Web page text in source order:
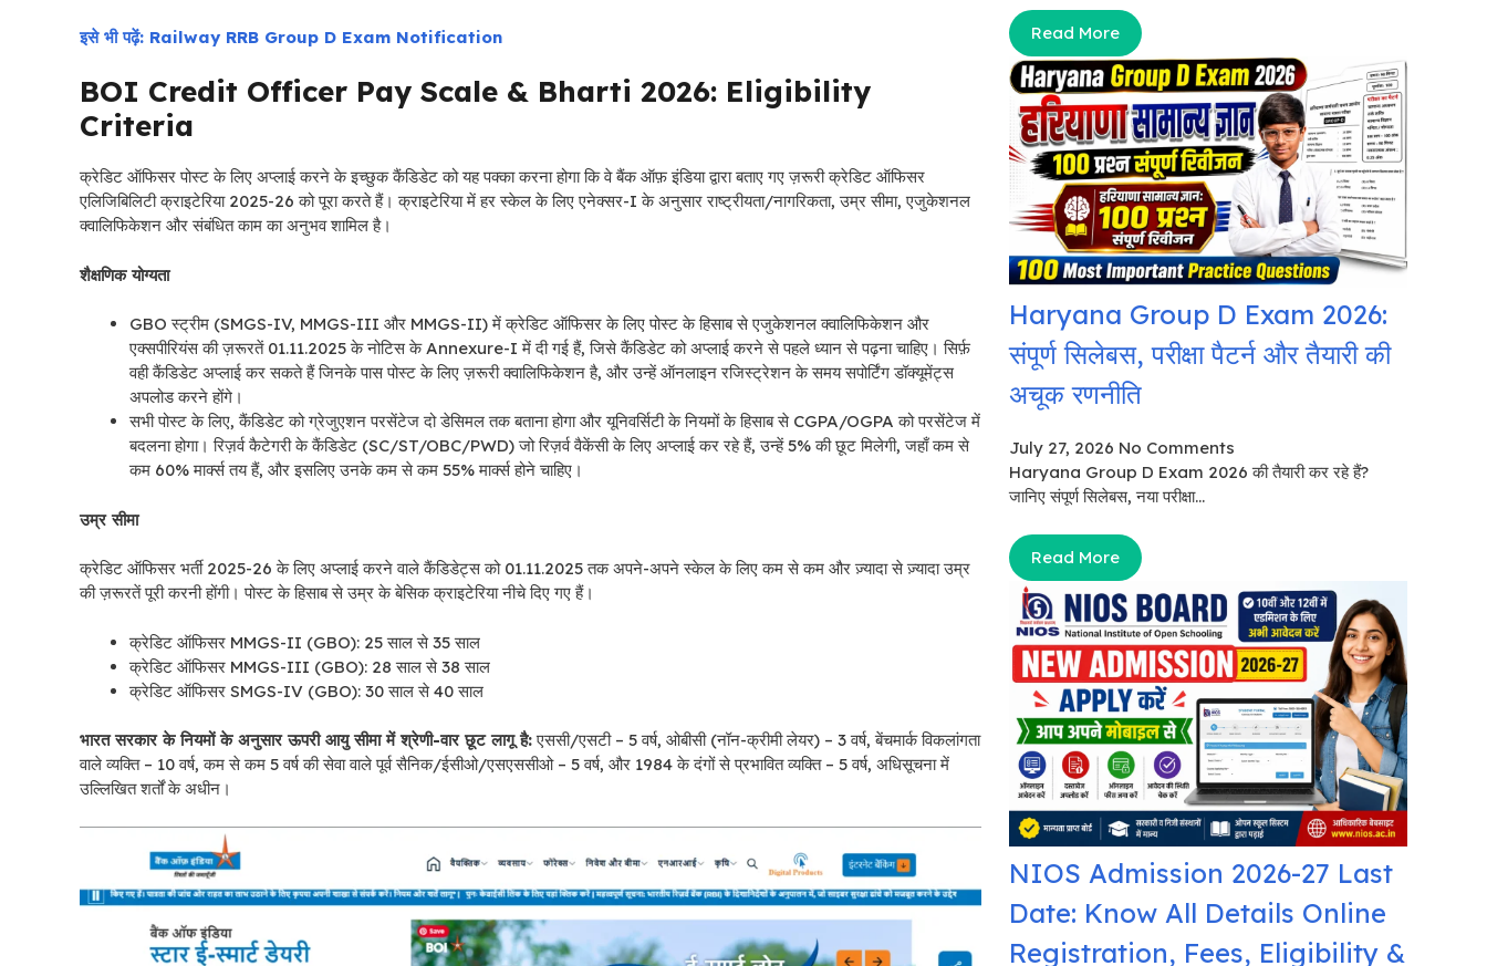
इसे भी पढ़ें: Railway RRB Group D Exam Notification
BOI Credit Officer Pay Scale & Bharti 2026: Eligibility
Criteria
क्रेडिट ऑफिसर पोस्ट के लिए अप्लाई करने के इच्छुक कैंडिडेट को यह पक्का करना होगा कि वे बैंक ऑफ़ इंडिया द्वारा बताए गए ज़रूरी क्रेडिट ऑफिसर
एलिजिबिलिटी क्राइटेरिया 2025-26 को पूरा करते हैं। क्राइटेरिया में हर स्केल के लिए एनेक्सर-I के अनुसार राष्ट्रीयता/नागरिकता, उम्र सीमा, एजुकेशनल
क्वालिफिकेशन और संबंधित काम का अनुभव शामिल है।
शैक्षणिक योग्यता
GBO स्ट्रीम (SMGS-IV, MMGS-III और MMGS-II) में क्रेडिट ऑफिसर के लिए पोस्ट के हिसाब से एजुकेशनल क्वालिफिकेशन और
एक्सपीरियंस की ज़रूरतें 01.11.2025 के नोटिस के Annexure-I में दी गई हैं, जिसे कैंडिडेट को अप्लाई करने से पहले ध्यान से पढ़ना चाहिए। सिर्फ़
वही कैंडिडेट अप्लाई कर सकते हैं जिनके पास पोस्ट के लिए ज़रूरी क्वालिफिकेशन है, और उन्हें ऑनलाइन रजिस्ट्रेशन के समय सपोर्टिंग डॉक्यूमेंट्स
अपलोड करने होंगे।
सभी पोस्ट के लिए, कैंडिडेट को ग्रेजुएशन परसेंटेज दो डेसिमल तक बताना होगा और यूनिवर्सिटी के नियमों के हिसाब से CGPA/OGPA को परसेंटेज में
बदलना होगा। रिज़र्व कैटेगरी के कैंडिडेट (SC/ST/OBC/PWD) जो रिज़र्व वैकेंसी के लिए अप्लाई कर रहे हैं, उन्हें 5% की छूट मिलेगी, जहाँ कम से
कम 60% मार्क्स तय हैं, और इसलिए उनके कम से कम 55% मार्क्स होने चाहिए।
उम्र सीमा
क्रेडिट ऑफिसर भर्ती 2025-26 के लिए अप्लाई करने वाले कैंडिडेट्स को 01.11.2025 तक अपने-अपने स्केल के लिए कम से कम और ज़्यादा से ज़्यादा उम्र
की ज़रूरतें पूरी करनी होंगी। पोस्ट के हिसाब से उम्र के बेसिक क्राइटेरिया नीचे दिए गए हैं।
क्रेडिट ऑफिसर MMGS-II (GBO): 25 साल से 35 साल
क्रेडिट ऑफिसर MMGS-III (GBO): 28 साल से 38 साल
क्रेडिट ऑफिसर SMGS-IV (GBO): 30 साल से 40 साल
भारत सरकार के नियमों के अनुसार ऊपरी आयु सीमा में श्रेणी-वार छूट लागू है:एससी/एसटी – 5 वर्ष, ओबीसी (नॉन-क्रीमी लेयर) – 3 वर्ष, बेंचमार्क विकलांगता
वाले व्यक्ति – 10 वर्ष, कम से कम 5 वर्ष की सेवा वाले पूर्व सैनिक/ईसीओ/एसएससीओ – 5 वर्ष, और 1984 के दंगों से प्रभावित व्यक्ति – 5 वर्ष, अधिसूचना में
उल्लिखित शर्तों के अधीन।
Read More
Haryana Group D Exam 2026:
संपूर्ण सिलेबस, परीक्षा पैटर्न और तैयारी की
अचूक रणनीति
July 27, 2026 No Comments
Haryana Group D Exam 2026 की तैयारी कर रहे हैं?
जानिए संपूर्ण सिलेबस, नया परीक्षा...
Read More
NIOS Admission 2026-27 Last
Date: Know All Details Online
Registration, Fees, Eligibility &